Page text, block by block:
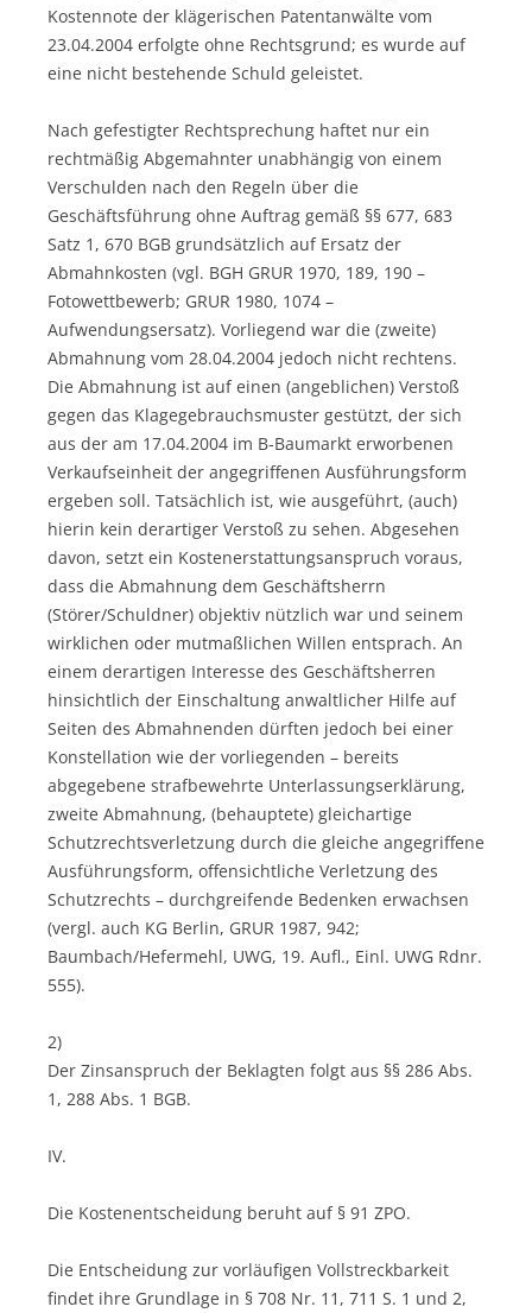
Kostennote der klägerischen Patentanwälte vom
23.04.2004 erfolgte ohne Rechtsgrund; es wurde auf
eine nicht bestehende Schuld geleistet.
Nach gefestigter Rechtsprechung haftet nur ein
rechtmäßig Abgemahnter unabhängig von einem
Verschulden nach den Regeln über die
Geschäftsführung ohne Auftrag gemäß §§ 677, 683
Satz 1, 670 BGB grundsätzlich auf Ersatz der
Abmahnkosten (vgl. BGH GRUR 1970, 189, 190 –
Fotowettbewerb; GRUR 1980, 1074 –
Aufwendungsersatz). Vorliegend war die (zweite)
Abmahnung vom 28.04.2004 jedoch nicht rechtens.
Die Abmahnung ist auf einen (angeblichen) Verstoß
gegen das Klagegebrauchsmuster gestützt, der sich
aus der am 17.04.2004 im B-Baumarkt erworbenen
Verkaufseinheit der angegriffenen Ausführungsform
ergeben soll. Tatsächlich ist, wie ausgeführt, (auch)
hierin kein derartiger Verstoß zu sehen. Abgesehen
davon, setzt ein Kostenerstattungsanspruch voraus,
dass die Abmahnung dem Geschäftsherrn
(Störer/Schuldner) objektiv nützlich war und seinem
wirklichen oder mutmaßlichen Willen entsprach. An
einem derartigen Interesse des Geschäftsherren
hinsichtlich der Einschaltung anwaltlicher Hilfe auf
Seiten des Abmahnenden dürften jedoch bei einer
Konstellation wie der vorliegenden – bereits
abgegebene strafbewehrte Unterlassungserklärung,
zweite Abmahnung, (behauptete) gleichartige
Schutzrechtsverletzung durch die gleiche angegriffene
Ausführungsform, offensichtliche Verletzung des
Schutzrechts – durchgreifende Bedenken erwachsen
(vergl. auch KG Berlin, GRUR 1987, 942;
Baumbach/Hefermehl, UWG, 19. Aufl., Einl. UWG Rdnr.
555).
2)
Der Zinsanspruch der Beklagten folgt aus §§ 286 Abs.
1, 288 Abs. 1 BGB.
IV.
Die Kostenentscheidung beruht auf § 91 ZPO.
Die Entscheidung zur vorläufigen Vollstreckbarkeit
findet ihre Grundlage in § 708 Nr. 11, 711 S. 1 und 2,